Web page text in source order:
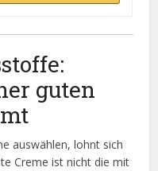
guten
auswählen, lohnt sich
Creme ist nicht die mit